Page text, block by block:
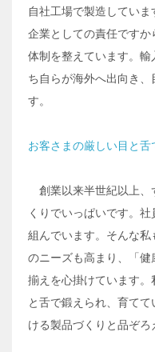
自社工場で製造してい
企業としての責任です
体制を整えています。
ち自らが海外へ出向き
す。
お客さまの厳しい目と舌
創業以来半世紀以上、
くりでいっぱいです。
組んでいます。そんな
のニーズも高まり、「
揃えを心掛けています。
と舌で鍛えられ、育て
ける製品づくりと品ぞろ